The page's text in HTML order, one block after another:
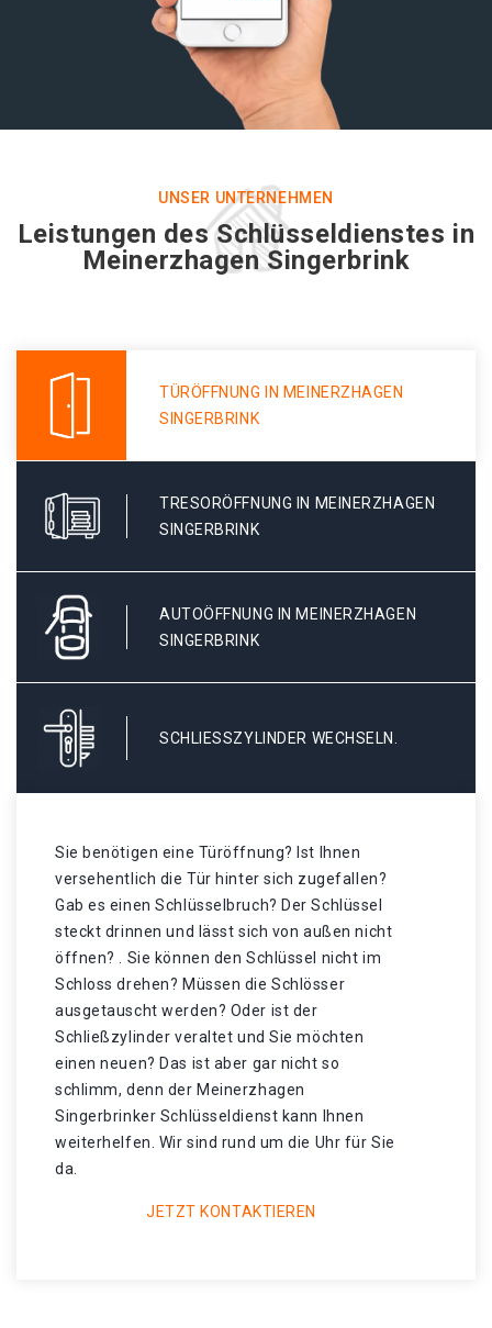
UNSER UNTERNEHMEN
Leistungen des Schlüsseldienstes in
Meinerzhagen Singerbrink
TÜRÖFFNUNG IN MEINERZHAGEN
SINGERBRINK
TRESORÖFFNUNG IN MEINERZHAGEN
SINGERBRINK
AUTOÖFFNUNG IN MEINERZHAGEN
SINGERBRINK
SCHLIESSZYLINDER WECHSELN.
Sie benötigen eine Türöffnung? Ist Ihnen
versehentlich die Tür hinter sich zugefallen?
Gab es einen Schlüsselbruch? Der Schlüssel
steckt drinnen und lässt sich von außen nicht
öffnen? . Sie können den Schlüssel nicht im
Schloss drehen? Müssen die Schlösser
ausgetauscht werden? Oder ist der
Schließzylinder veraltet und Sie möchten
einen neuen? Das ist aber gar nicht so
schlimm, denn der Meinerzhagen
Singerbrinker Schlüsseldienst kann Ihnen
weiterhelfen. Wir sind rund um die Uhr für Sie
da.
JETZT KONTAKTIEREN